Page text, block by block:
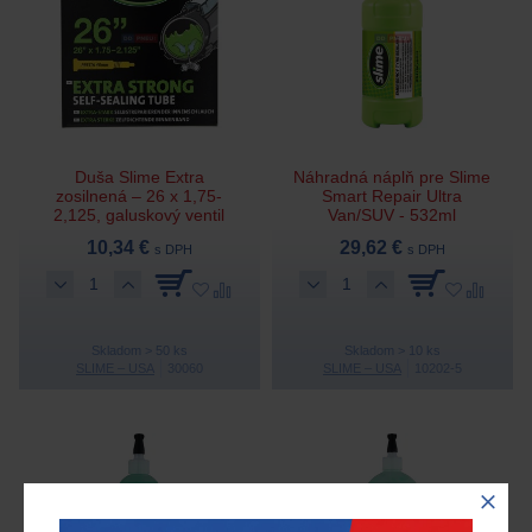
Duša Slime Extra
zosilnená – 26 x 1,75-
2,125, galuskový ventil
10,34 € s DPH
Skladom > 50 ks
Náhradná náplň pre Slime
Smart Repair Ultra
Van/SUV - 532ml
29,62 € s DPH
Skladom > 10 ks